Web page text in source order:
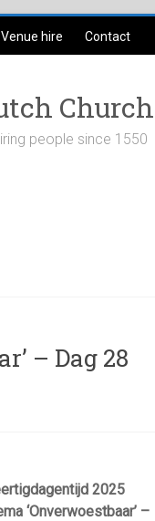
Venue hire Contact
Church
people since 1550
– Dag 28
2025
‘Onverwoestbaar’ –